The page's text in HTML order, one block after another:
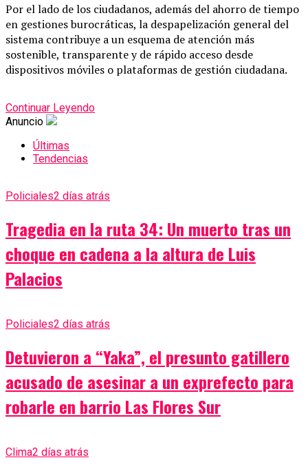
Por el lado de los ciudadanos, además del ahorro de tiempo
en gestiones burocráticas, la despapelización general del
sistema contribuye a un esquema de atención más
sostenible, transparente y de rápido acceso desde
dispositivos móviles o plataformas de gestión ciudadana.
Continuar Leyendo
Anuncio
Últimas
Tendencias
Policiales2 días atrás
Tragedia en la ruta 34: Un muerto tras un
choque en cadena a la altura de Luis
Palacios
Policiales2 días atrás
Detuvieron a “Yaka”, el presunto gatillero
acusado de asesinar a un exprefecto para
robarle en barrio Las Flores Sur
Clima2 días atrás